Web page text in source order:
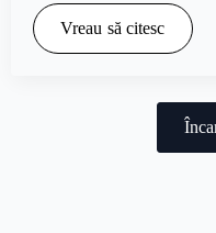
Vreau să citesc